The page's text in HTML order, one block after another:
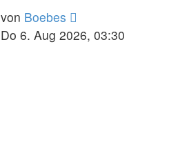
von Boebes
Beitrag
Do 6. Aug 2026, 03:30